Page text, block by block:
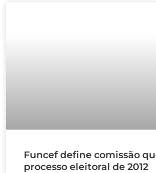
Funcef define comissão
processo eleitoral de 2012